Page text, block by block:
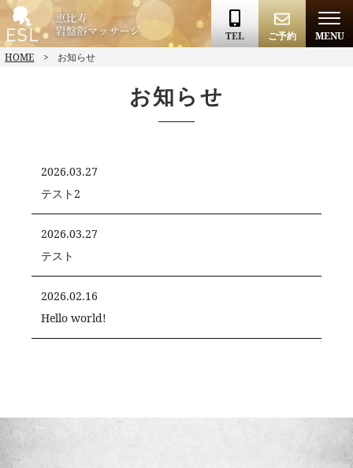
MENU
ご予約
TEL
HOME
お知らせ
お知らせ
2026.03.27
テスト2
2026.03.27
テスト
2026.02.16
Hello world!